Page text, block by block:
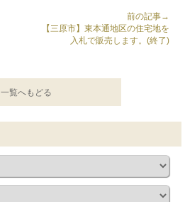
前の記事→
【三原市】東本通地区の住宅地を
入札で販売します。(終了)
一覧へもどる